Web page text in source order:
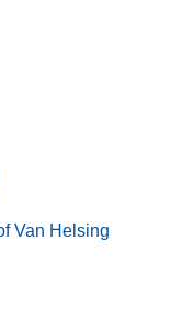
Van Helsing